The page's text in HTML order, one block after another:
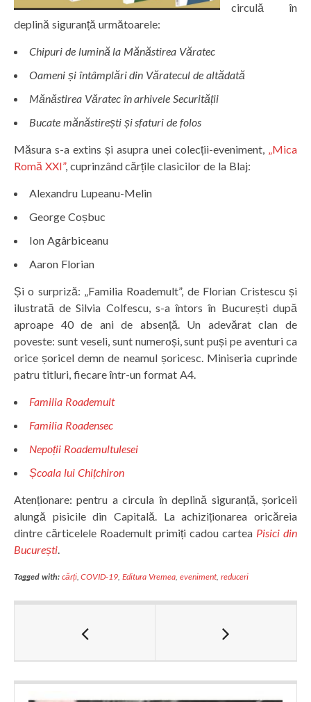
circulă în
deplină siguranță următoarele:
Chipuri de lumină la Mănăstirea Văratec
Oameni și întâmplări din Văratecul de altădată
Mănăstirea Văratec în arhivele Securității
Bucate mănăstirești și sfaturi de folos
Măsura s-a extins și asupra unei colecții-eveniment, „Mica
Romă XXI”, cuprinzând cărțile clasicilor de la Blaj:
Alexandru Lupeanu-Melin
George Coșbuc
Ion Agârbiceanu
Aaron Florian
Și o surpriză: „Familia Roademult”, de Florian Cristescu și
ilustrată de Silvia Colfescu, s-a întors în București după
aproape 40 de ani de absență. Un adevărat clan de
poveste: sunt veseli, sunt numeroși, sunt puși pe aventuri ca
orice șoricel demn de neamul șoricesc. Miniseria cuprinde
patru titluri, fiecare într-un format A4.
Familia Roademult
Familia Roadensec
Nepoții Roademultulesei
Școala lui Chițchiron
Atenționare: pentru a circula în deplină siguranță, șoriceii
alungă pisicile din Capitală. La achiziționarea oricăreia
dintre cărticelele Roademult primiți cadou cartea Pisici din
București.
Tagged with: cărți,COVID-19,Editura Vremea, eveniment, reduceri